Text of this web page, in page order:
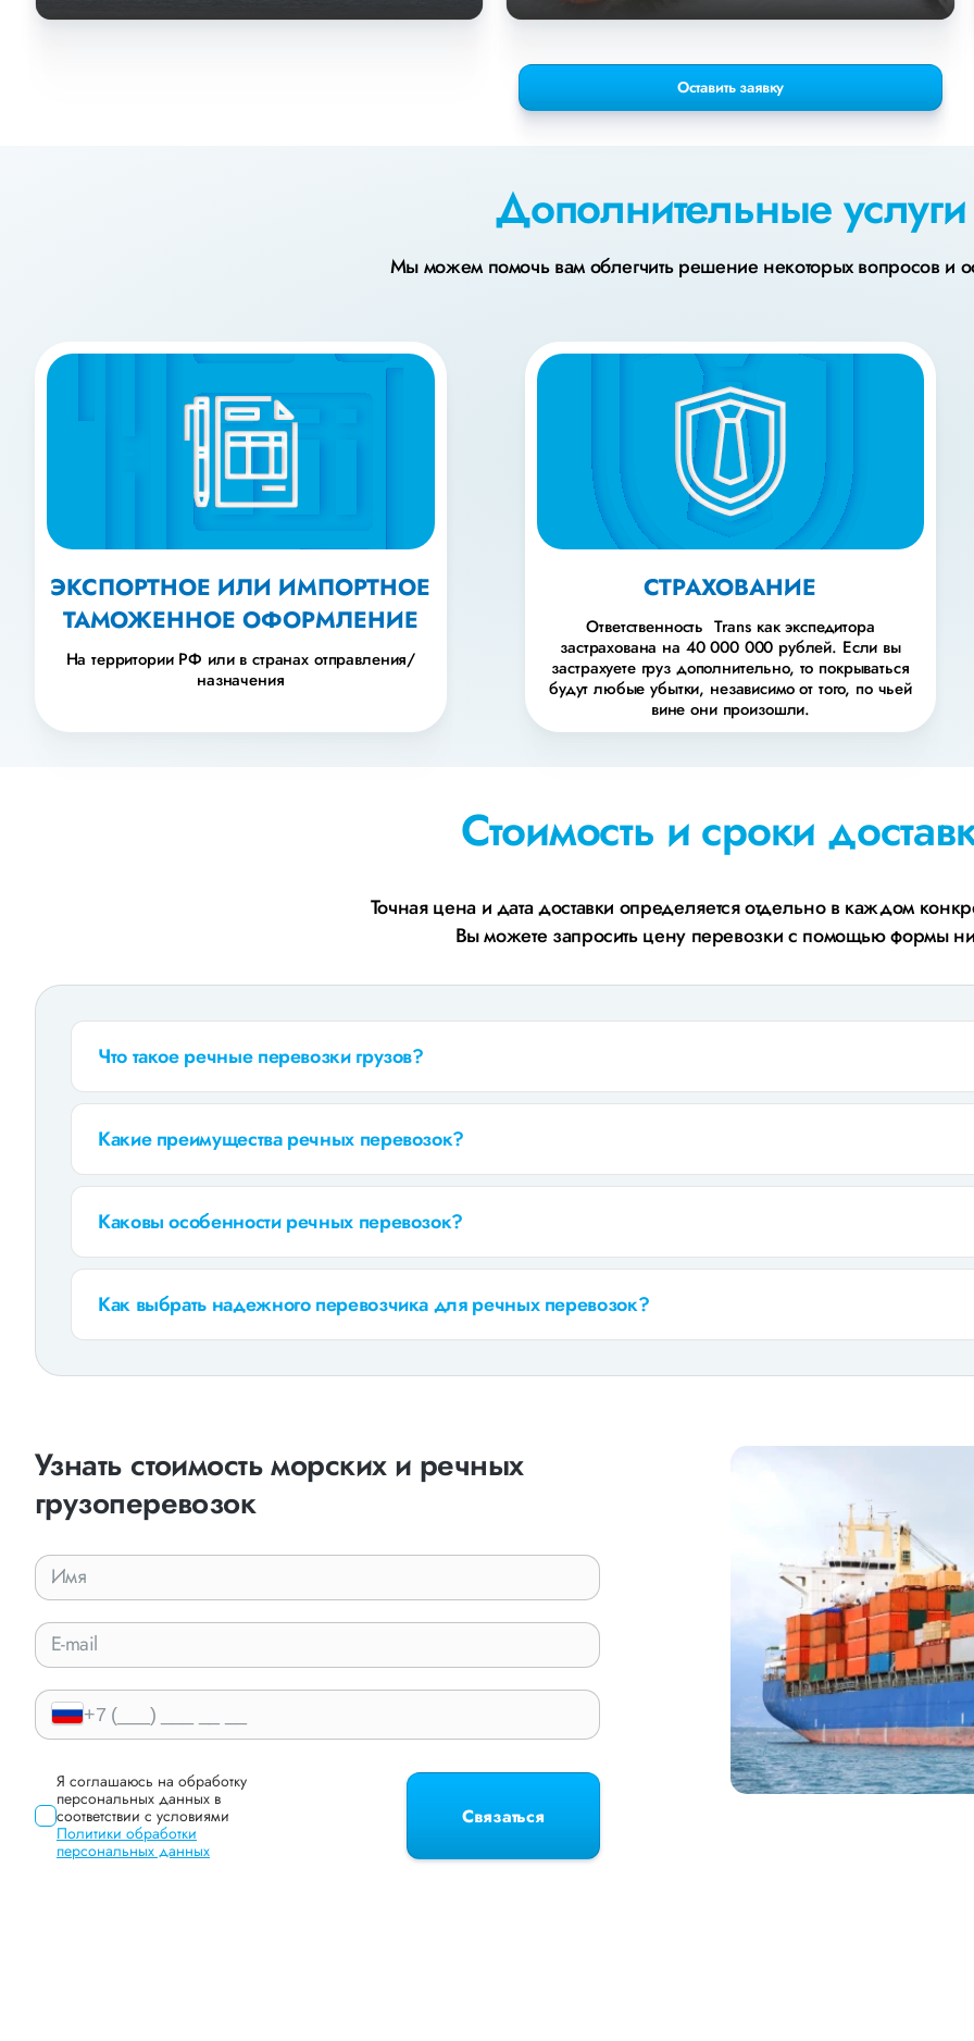
Оставить заявку
Дополнительные услуги
Мы можем помочь вам облегчить решение некоторых вопросов и
ЭКСПОРТНОЕ ИЛИ ИМПОРТНОЕ
ТАМОЖЕННОЕ ОФОРМЛЕНИЕ
На территории РФ или в странах отправления/
назначения
СТРАХОВАНИЕ
Ответственность Trans как экспедитора
застрахована на 40 000 000 рублей. Если вы
застрахуете груз дополнительно, то покрываться
будут любые убытки, независимо от того, по чьей
вине они произошли.
Стоимость и сроки
Точная цена и дата доставки определяется отдельно в каждом
Вы можете запросить цену перевозки с помощью формы
Что такое речные перевозки грузов?
Какие преимущества речных перевозок?
Каковы особенности речных перевозок?
Как выбрать надежного перевозчика для речных перевозок?
Узнать стоимость морских и речных
грузоперевозок
Я соглашаюсь на обработку
персональных данных в
соответствии с условиями
Политики обработки
персональных данных
Связаться